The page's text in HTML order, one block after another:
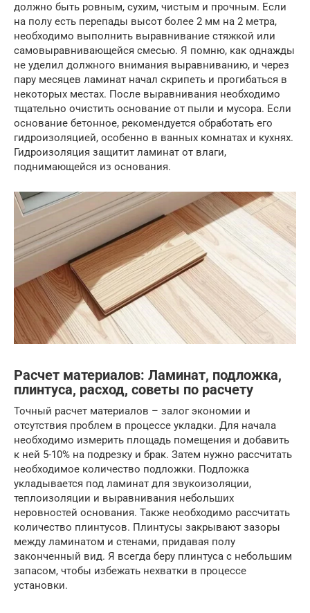
должно быть ровным, сухим, чистым и прочным. Если
на полу есть перепады высот более 2 мм на 2 метра,
необходимо выполнить выравнивание стяжкой или
самовыравнивающейся смесью. Я помню, как однажды
не уделил должного внимания выравниванию, и через
пару месяцев ламинат начал скрипеть и прогибаться в
некоторых местах. После выравнивания необходимо
тщательно очистить основание от пыли и мусора. Если
основание бетонное, рекомендуется обработать его
гидроизоляцией, особенно в ванных комнатах и кухнях.
Гидроизоляция защитит ламинат от влаги,
поднимающейся из основания.
Расчет материалов: Ламинат, подложка,
плинтуса, расход, советы по расчету
Точный расчет материалов – залог экономии и
отсутствия проблем в процессе укладки. Для начала
необходимо измерить площадь помещения и добавить
к ней 5-10% на подрезку и брак. Затем нужно рассчитать
необходимое количество подложки. Подложка
укладывается под ламинат для звукоизоляции,
теплоизоляции и выравнивания небольших
неровностей основания. Также необходимо рассчитать
количество плинтусов. Плинтусы закрывают зазоры
между ламинатом и стенами, придавая полу
законченный вид. Я всегда беру плинтуса с небольшим
запасом, чтобы избежать нехватки в процессе
установки.